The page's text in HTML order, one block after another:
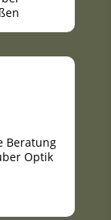
Beratung
Optik